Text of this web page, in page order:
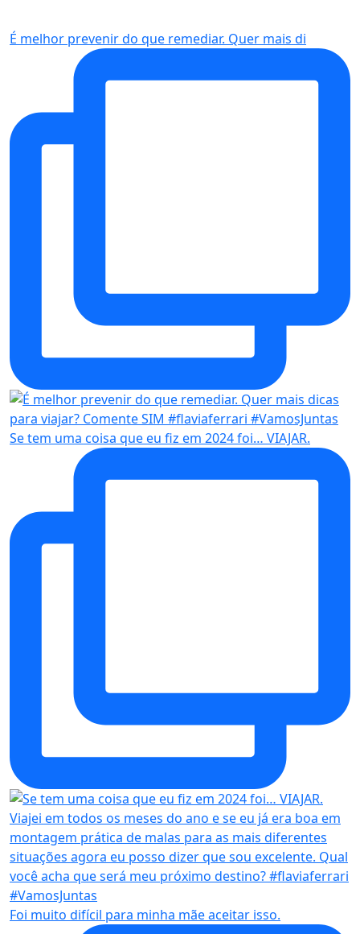
É melhor prevenir do que remediar. Quer mais di
Se tem uma coisa que eu fiz em 2024 foi… VIAJAR.
Foi muito difícil para minha mãe aceitar isso.